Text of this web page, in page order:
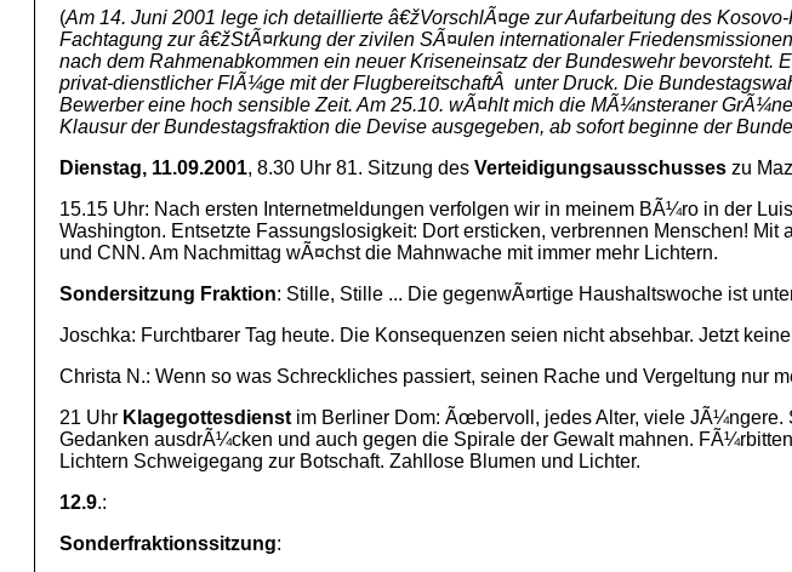
(Am 14. Juni 2001 lege ich detaillierte â€žVorschlÃ¤ge zur Aufarbeitung des
Fachtagung zur â€žStÃ¤rkung der zivilen SÃ¤ulen internationaler
nach dem Rahmenabkommen ein neuer Kriseneinsatz der Bundeswehr
privat-dienstlicher FlÃ¼ge mit der FlugbereitschaftÂ unter Druck. Die
Bewerber eine hoch sensible Zeit. Am 25.10. wÃ¤hlt mich die MÃ¼nsteraner
Klausur der Bundestagsfraktion die Devise ausgegeben, ab sofort beginne der
Dienstag, 11.09.2001, 8.30 Uhr 81. Sitzung des Verteidigungsausschusses zu
15.15 Uhr: Nach ersten Internetmeldungen verfolgen wir in meinem BÃ¼ro in der
Washington. Entsetzte Fassungslosigkeit: Dort ersticken, verbrennen Menschen!
und CNN. Am Nachmittag wÃ¤chst die Mahnwache mit immer mehr Lichtern.
Sondersitzung Fraktion: Stille, Stille ... Die gegenwÃ¤rtige Haushaltswoche ist
Joschka: Furchtbarer Tag heute. Die Konsequenzen seien nicht absehbar. Jetzt
Christa N.: Wenn so was Schreckliches passiert, seinen Rache und Vergeltung nur
21 Uhr Klagegottesdienst im Berliner Dom: Ãœbervoll, jedes Alter, viele
Gedanken ausdrÃ¼cken und auch gegen die Spirale der Gewalt mahnen.
Lichtern Schweigegang zur Botschaft. Zahllose Blumen und Lichter.
12.9.:
Sonderfraktionssitzung: